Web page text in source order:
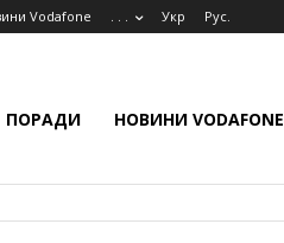
Vodafone . . . Укр Рус.
ПОРАДИ НОВИНИ VODAFONE